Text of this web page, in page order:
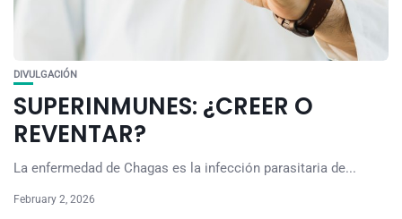
DIVULGACIÓN
SUPERINMUNES: ¿CREER O
REVENTAR?
La enfermedad de Chagas es la infección parasitaria de...
February 2, 2026